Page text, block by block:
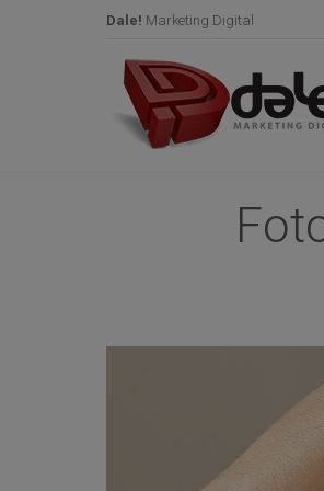
Dale! Marketing Digital